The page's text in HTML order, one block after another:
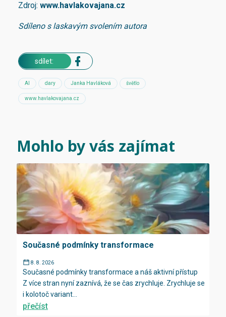
Zdroj: www.havlakovajana.cz
Sdíleno s laskavým svolením autora
sdílet:
AI dary Janka Havláková švětlo
www.havlakovajana.cz
Mohlo by vás zajímat
Současné podmínky transformace
8. 8. 2026
Současné podmínky transformace a náš aktivní přístup
Z více stran nyní zaznívá, že se čas zrychluje. Zrychluje se
i kolotoč variant...
přečíst